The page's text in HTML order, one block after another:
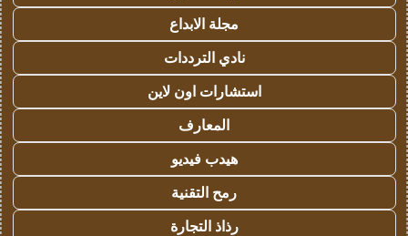
مجلة الابداع
نادي الترددات
استشارات اون لاين
المعارف
هيدب فيديو
رمح التقنية
رذاذ التجارة